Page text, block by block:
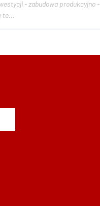
- zabudowa produkcyjno -
te...